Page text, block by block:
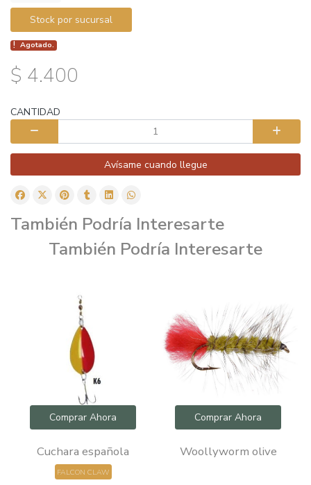
Stock por sucursal
Agotado.
$ 4.400
CANTIDAD
Avísame cuando llegue
También Podría Interesarte
También Podría Interesarte
Comprar Ahora
Cuchara española
FALCON CLAW
Comprar Ahora
Woollyworm olive